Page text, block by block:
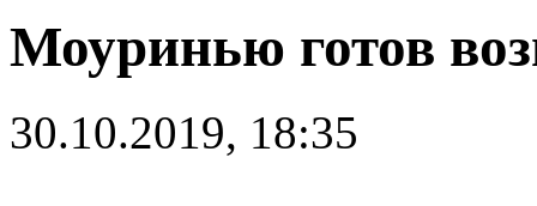
Моуринью готов
30.10.2019, 18:35